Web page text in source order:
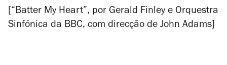
[“Batter My Heart”, por Gerald Finley e Orquestra
Sinfónica da BBC, com direcção de John Adams]